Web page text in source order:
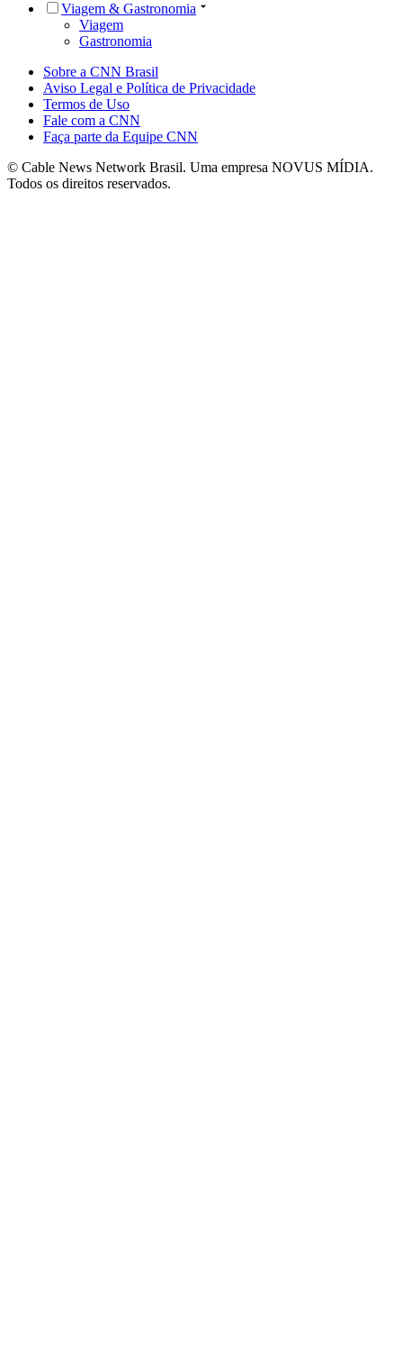
Viagem & Gastronomia
Viagem
Gastronomia
Sobre a CNN Brasil
Aviso Legal e Política de Privacidade
Termos de Uso
Fale com a CNN
Faça parte da Equipe CNN
© Cable News Network Brasil. Uma empresa NOVUS MÍDIA.
Todos os direitos reservados.